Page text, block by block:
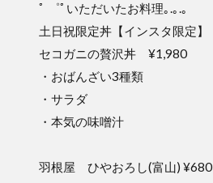
ﾟ ゜ﾟいただいたお料理｡.｡.｡
土日祝限定丼【インスタ限定】
セコガニの贅沢丼 ¥1,980
・おばんざい3種類
・サラダ
・本気の味噌汁
羽根屋 ひやおろし(富山) ¥680